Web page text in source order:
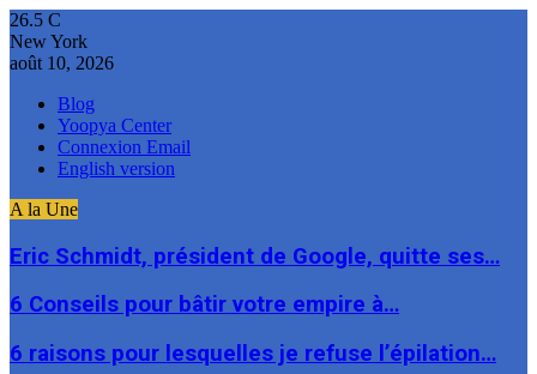
26.5 C
New York
août 10, 2026
Blog
Yoopya Center
Connexion Email
English version
A la Une
Eric Schmidt, président de Google, quitte ses…
6 Conseils pour bâtir votre empire à…
6 raisons pour lesquelles je refuse l’épilation…